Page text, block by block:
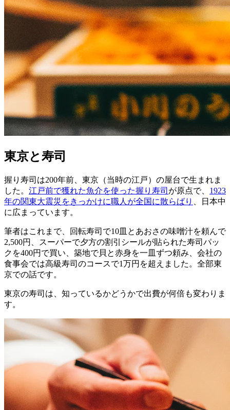
東京と寿司
握り寿司は200年前、東京（当時の江戸）の屋台で生まれま
した。 江戸前で獲れた魚介を使った握り寿司 が原点で、 1923
年の関東大震災をきっかけに職人が全国に散らばり
、日本中
に広まっています。
筆者はこれまで、回転寿司で10皿とあおさの味噌汁を頼んで
2,500円、スーパーで夕方の割引シールが貼られた寿司パッ
クを400円で買い、築地で貝と赤身を一皿ずつ頼み、会社の
食事会では高級寿司のコースで1万円を超えました。全部東
京での話です。
東京の寿司は、知っているかどうかで出費が何倍も変わりま
す。